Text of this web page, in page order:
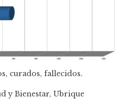
curados, fallecidos.
y Bienestar, Ubrique